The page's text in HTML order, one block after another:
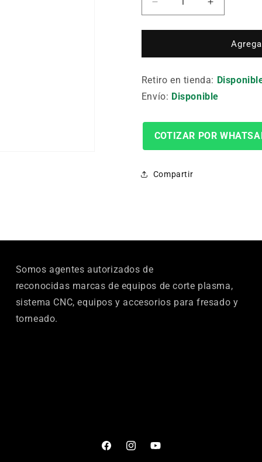
Reducir
cantidad
para
EXTERIOR
175MM
0.01MM
Aumentar
cantidad
para
175MM
0.01MM
Retiro en tienda:
Envío: Disponible
COTIZAR POR
Compartir
Somos agentes autorizados de
reconocidas marcas de equipos de corte plasma,
sistema CNC, equipos y accesorios para fresado y
torneado.
FacebookInstagramYouTube